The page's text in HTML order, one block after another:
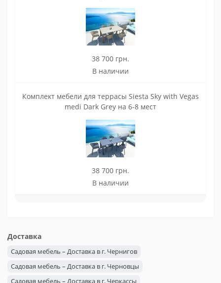
38 700 грн.
В наличии
Комплект мебели для террасы Siesta Sky with Vegas
medi Dark Grey на 6-8 мест
38 700 грн.
В наличии
Доставка
Садовая мебель – Доставка в г. Чернигов
Садовая мебель – Доставка в г. Черновцы
Садовая мебель – Доставка в г. Черкассы